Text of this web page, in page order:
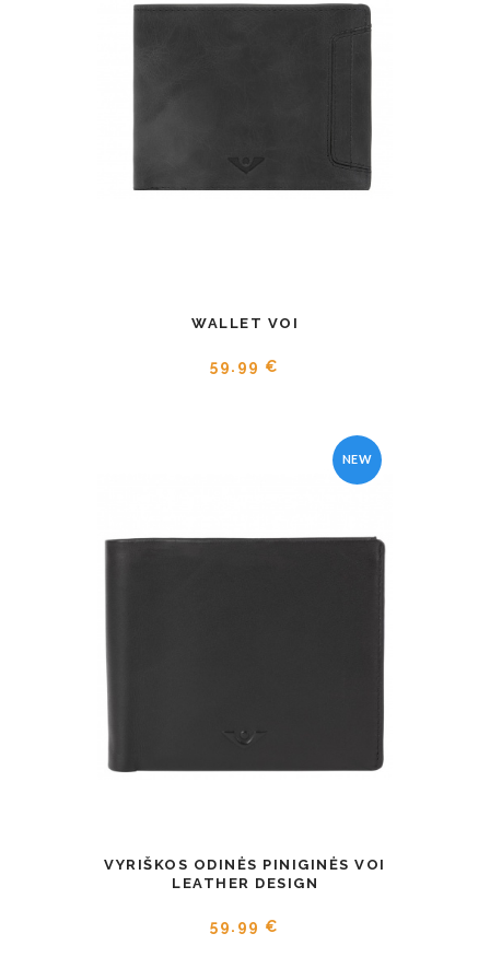
WALLET VOI
59.99 €
NEW
VYRIŠKOS ODINĖS PINIGINĖS VOI
LEATHER DESIGN
59.99 €